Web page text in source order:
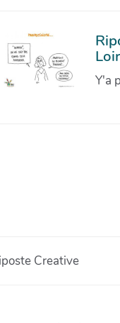
Y'a
Creative